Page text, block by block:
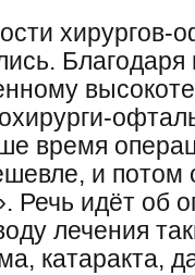
хирургов-
время
и потом
Речь идёт об
лечения
катаракта,